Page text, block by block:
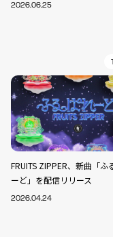
2026.06.25
FRUITS ZIPPER、新曲「ふ
ーど」を配信リリース
2026.04.24